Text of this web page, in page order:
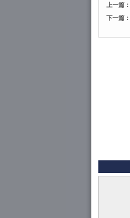
上一篇：
下一篇：